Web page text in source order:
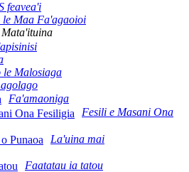
feavea'i
le Maa Fa'agaoioi
Mata'ituina
le Malosiaga
Fa'amaoniga
Fesili e Masani Ona
La'uina mai
Faatatau ia tatou